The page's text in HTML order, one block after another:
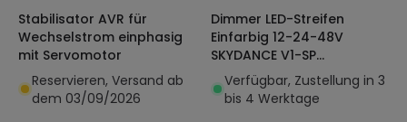
Stabilisator AVR für
Wechselstrom einphasig
mit Servomotor
Reservieren, Versand ab
dem 03/09/2026
Dimmer LED-Streifen
Einfarbig 12-24-48V
SKYDANCE V1-SP
Kompatibel mit Taster und
RF-Fernbedienung
Verfügbar, Zustellung in 3
bis 4 Werktage